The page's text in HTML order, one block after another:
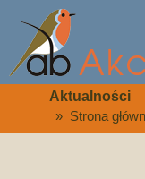
Aktualności
» Strona